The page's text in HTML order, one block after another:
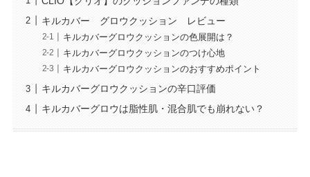
キルカバー グロウクッション レビュー
キルカバーグロウクッションの色展開は？
キルカバーグロウクッションのつけ心地
キルカバーグロウクッションのおすすめポイント
キルカバーグロウクッションの辛口評価
キルカバーグロウは脂性肌・混合肌でも崩れない？